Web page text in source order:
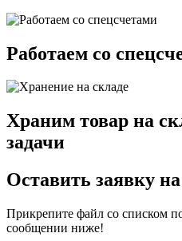
Работаем со
Храним товар на
задачи
Оставить заявку
Прикрепите файл со списком
сообщении ниже!